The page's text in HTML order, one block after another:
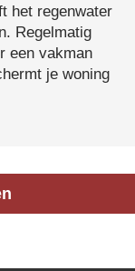
het regenwater
Regelmatig
een vakman
je woning